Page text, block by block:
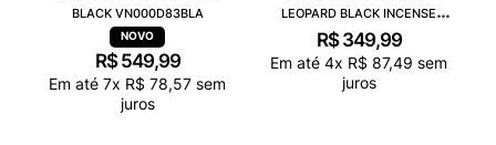
BLACK VN000D83BLA
R$ 549,99
Em até 7x R$ 78,57 sem
juros
LEOPARD BLACK INCENSE
VN000D6GGR4
R$ 349,99
Em até 4x R$ 87,49 sem
juros